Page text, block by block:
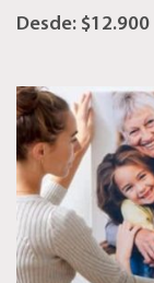
$12.900